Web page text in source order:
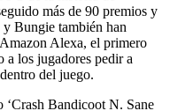
más de 90 premios y
Bungie también han
Alexa, el primero
a los jugadores pedir a
del juego.
Bandicoot N. Sane